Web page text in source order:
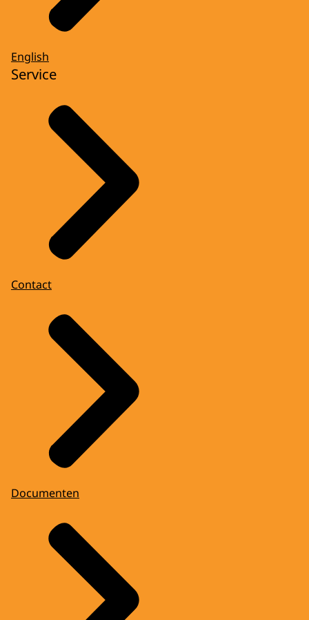
English
Service
Contact
Documenten